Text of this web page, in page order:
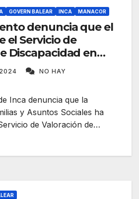
GOVERN BALEAR INCA MANACOR
denuncia que el
el Servicio de
Discapacidad en
NO HAY
Inca denuncia que la
y Asuntos Sociales ha
de Valoración de…